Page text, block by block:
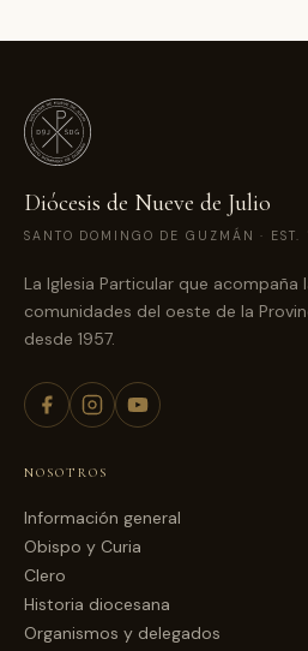
Diócesis de Nueve de Julio
SANTO DOMINGO DE GUZMÁN · EST.
La Iglesia Particular que acompaña
comunidades del oeste de la
desde 1957.
NOSOTROS
Información general
Obispo y Curia
Clero
Historia diocesana
Organismos y delegados